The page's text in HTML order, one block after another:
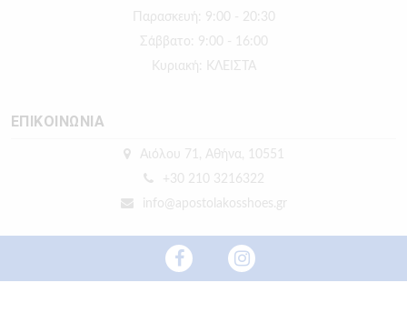
Παρασκευή: 9:00 - 20:30
Σάββατο: 9:00 - 16:00
Κυριακή: ΚΛΕΙΣΤΑ
ΕΠΙΚΟΙΝΩΝΙΑ
Αιόλου 71, Αθήνα, 10551
+30 210 3216322
info@apostolakosshoes.gr